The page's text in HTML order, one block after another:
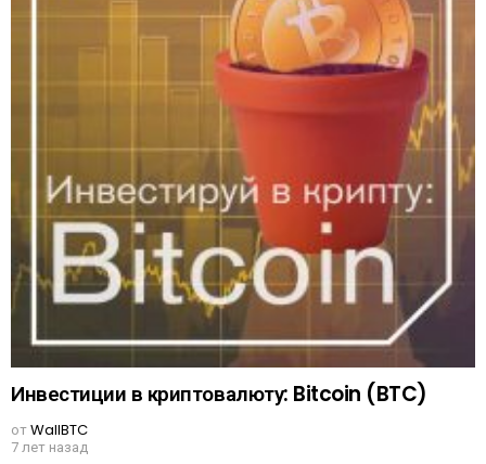
Инвестиции в криптовалюту: Bitcoin (BTC)
отWallBTC
7 лет назад